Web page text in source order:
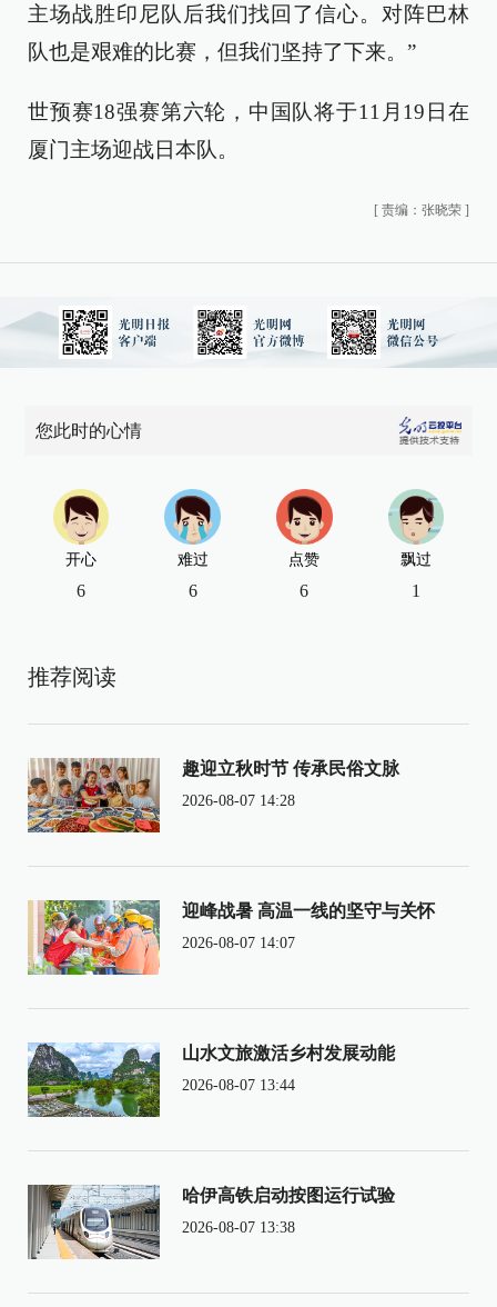
主场战胜印尼队后我们找回了信心。对阵巴林
队也是艰难的比赛，但我们坚持了下来。”
世预赛18强赛第六轮，中国队将于11月19日在
厦门主场迎战日本队。
[ 责编：张晓荣 ]
您此时的心情
开心
6
难过
6
点赞
6
飘过
1
推荐阅读
趣迎立秋时节 传承民俗文脉
2026-08-07 14:28
迎峰战暑 高温一线的坚守与关怀
2026-08-07 14:07
山水文旅激活乡村发展动能
2026-08-07 13:44
哈伊高铁启动按图运行试验
2026-08-07 13:38